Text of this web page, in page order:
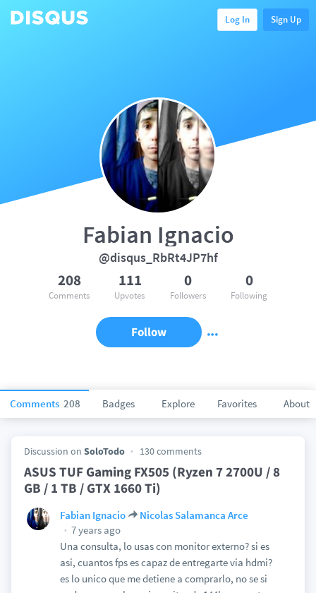
Log In Sign Up
Comments 208 Badges Explore Favorites About
Fabian Ignacio
@disqus_RbRt4JP7hf
208
Comments
111
Upvotes
0
Followers
0
Following
Follow
Discussion on SoloTodo 130 comments
ASUS TUF Gaming FX505 (Ryzen 7 2700U / 8
GB / 1 TB / GTX 1660 Ti)
Fabian Ignacio
Nicolas Salamanca Arce
7 years ago
Una consulta, lo usas con monitor externo? si es
asi, cuantos fps es capaz de entregarte via hdmi?
es lo unico que me detiene a comprarlo, no se si